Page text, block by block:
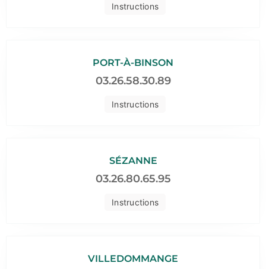
Instructions
Instructions
PORT-À-BINSON
03.26.58.30.89
Instructions
SÉZANNE
03.26.80.65.95
VILLEDOMMANGE